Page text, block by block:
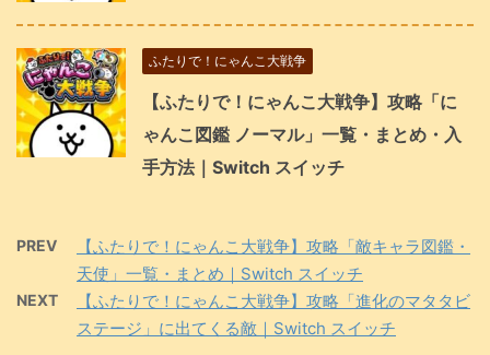
ふたりで！にゃんこ大戦争
【ふたりで！にゃんこ大戦争】攻略「に
ゃんこ図鑑 ノーマル」一覧・まとめ・入
手方法｜Switch スイッチ
PREV
【ふたりで！にゃんこ大戦争】攻略「敵キャラ図鑑・
天使」一覧・まとめ｜Switch スイッチ
NEXT
【ふたりで！にゃんこ大戦争】攻略「進化のマタタビ
ステージ」に出てくる敵｜Switch スイッチ